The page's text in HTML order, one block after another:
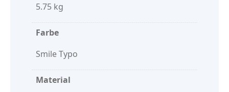
5.75 kg
Farbe
Smile Typo
Material